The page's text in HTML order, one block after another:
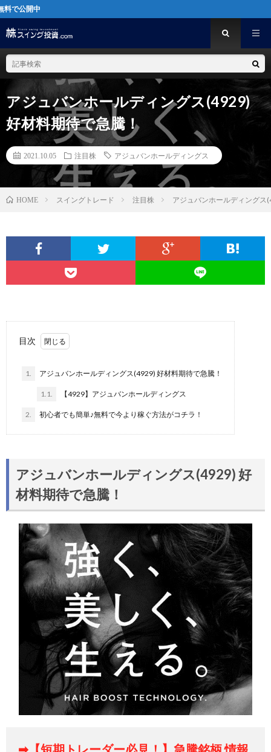
アジュバンホールディングス(4929)
好材料期待で急騰！
2021.10.05 注目株 アジュバンホールディングス
HOME スイングトレード 注目株 アジュバンホールディングス
目次
1. アジュバンホールディングス(4929) 好材料期待で急騰！
1.1. 【4929】アジュバンホールディングス
2. 初心者でも簡単♪無料で今より稼ぐ方法がコチラ！
アジュバンホールディングス(4929) 好
材料期待で急騰！
➡【短期トレーダー必見！】急騰銘柄 情報